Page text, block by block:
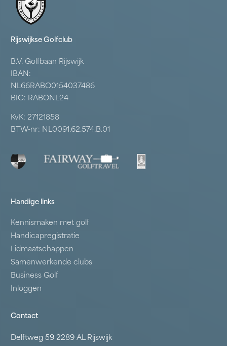
Rijswijkse Golfclub
B.V. Golfbaan Rijswijk
IBAN:
NL66RABO0154037486
BIC: RABONL24
KvK: 27121858
BTW-nr: NL0091.62.574.B.01
Handige links
Kennismaken met golf
Handicapregistratie
Lidmaatschappen
Samenwerkende clubs
Business Golf
Inloggen
Contact
Delftweg 59 2289 AL Rijswijk